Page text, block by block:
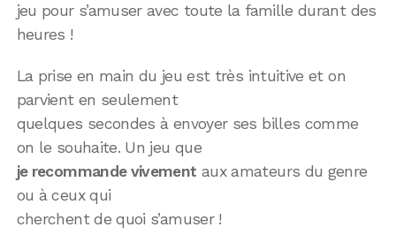
jeu pour s’amuser avec toute la famille durant des
heures !
La prise en main du jeu est très intuitive et on
parvient en seulement
quelques secondes à envoyer ses billes comme
on le souhaite. Un jeu que
je recommande vivement aux amateurs du genre
ou à ceux qui
cherchent de quoi s’amuser !